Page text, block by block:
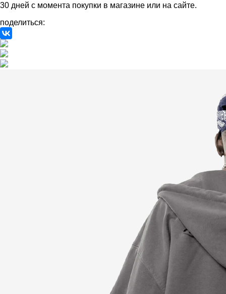
30 дней с момента покупки в магазине или на сайте.
поделиться: